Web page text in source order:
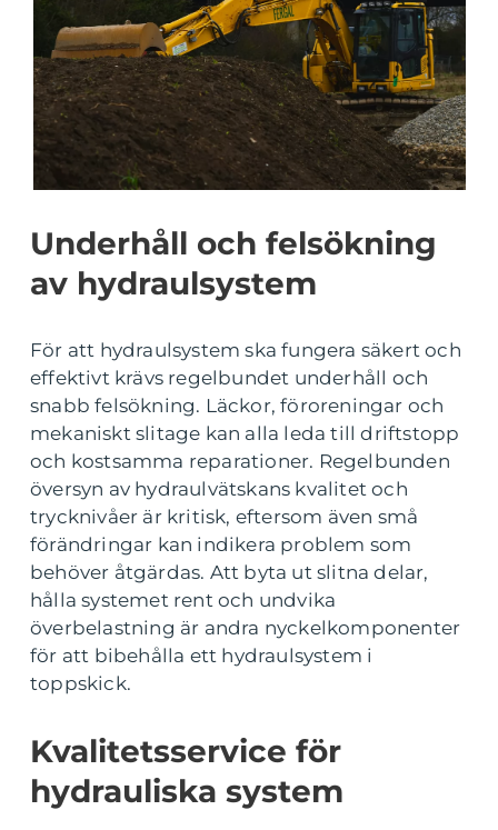
Underhåll och felsökning
av hydraulsystem
För att hydraulsystem ska fungera säkert och
effektivt krävs regelbundet underhåll och
snabb felsökning. Läckor, föroreningar och
mekaniskt slitage kan alla leda till driftstopp
och kostsamma reparationer. Regelbunden
översyn av hydraulvätskans kvalitet och
trycknivåer är kritisk, eftersom även små
förändringar kan indikera problem som
behöver åtgärdas. Att byta ut slitna delar,
hålla systemet rent och undvika
överbelastning är andra nyckelkomponenter
för att bibehålla ett hydraulsystem i
toppskick.
Kvalitetsservice för
hydrauliska system